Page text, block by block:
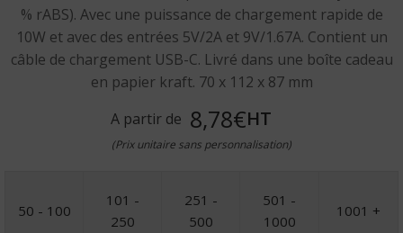
% rABS). Avec une puissance de chargement rapide de
10W et avec des entrées 5V/2A et 9V/1.67A. Contient un
câble de chargement USB-C. Livré dans une boîte cadeau
en papier kraft. 70 x 112 x 87 mm
A partir de 8,78€HT
(Prix unitaire sans personnalisation)
50 - 100
101 -
250
251 -
500
501 -
1000
1001 +